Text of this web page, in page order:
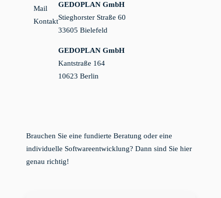
GEDOPLAN GmbH
Stieghorster Straße 60
33605 Bielefeld
GEDOPLAN GmbH
Kantstraße 164
10623 Berlin
Brauchen Sie eine fundierte Beratung oder eine
individuelle Softwareentwicklung? Dann sind Sie hier
genau richtig!